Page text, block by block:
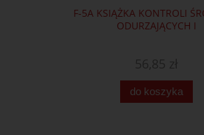
F-5A KSIĄŻKA KONTROLI
ODURZAJĄCYCH I
do koszyka